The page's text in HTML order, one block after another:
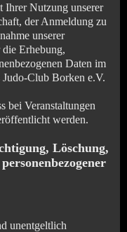
Ihrer Nutzung unserer
der Anmeldung zu
unserer
Erhebung,
Daten im
Club Borken e.V.
bei Veranstaltungen
werden.
Löschung,
unentgeltlich